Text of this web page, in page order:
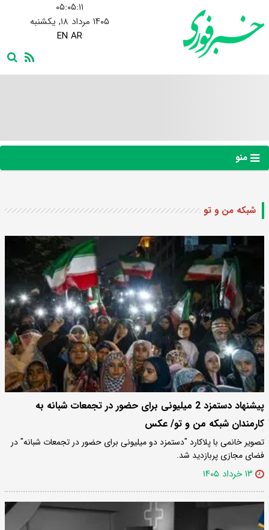
۰۵:۰۵:۱۲
۱۴۰۵ مرداد ۱۸, یکشنبه
EN AR
منو
شبکه من و تو
پیشنهاد دستمزد 2 میلیونی برای حضور در تجمعات شبانه به
کارمندان شبکه من‌ و تو/ عکس
تصویر خانمی با پلاکارد "دستمزد دو میلیونی برای حضور در تجمعات شبانه" در
فضای مجازی پربازدید شد.
۱۳ خرداد ۱۴۰۵